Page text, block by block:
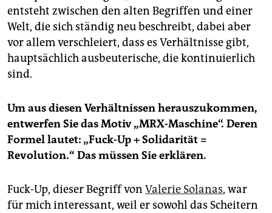
entsteht zwischen den alten Begriffen und einer
Welt, die sich ständig neu beschreibt, dabei aber
vor allem verschleiert, dass es Verhältnisse gibt,
hauptsächlich ausbeuterische, die kontinuierlich
sind.
Um aus diesen Verhältnissen herauszukommen,
entwerfen Sie das Motiv „MRX-Maschine“. Deren
Formel lautet: „Fuck-Up + Solidarität =
Revolution.“ Das müssen Sie erklären.
Fuck-Up, dieser Begriff von Valerie Solanas, war
für mich interessant, weil er sowohl das Scheitern